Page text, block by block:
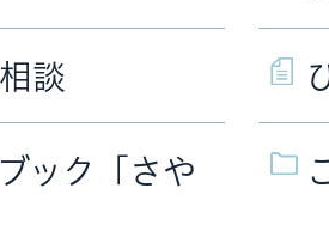
談
ック「さや